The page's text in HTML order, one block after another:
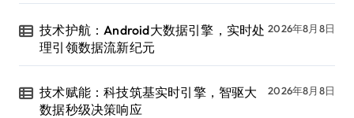
技术护航：Android大数据引擎，实时处
理引领数据流新纪元
2026年8月8日
技术赋能：科技筑基实时引擎，智驱大
数据秒级决策响应
2026年8月8日